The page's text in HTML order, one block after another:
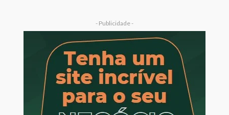
- Publicidade -